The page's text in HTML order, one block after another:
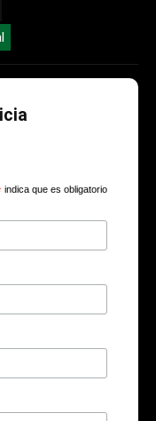
indica que es obligatorio